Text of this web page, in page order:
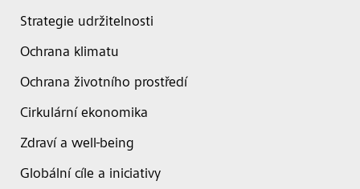
Strategie udržitelnosti
Ochrana klimatu
Ochrana životního prostředí
Cirkulární ekonomika
Zdraví a well-being
Globální cíle a iniciativy